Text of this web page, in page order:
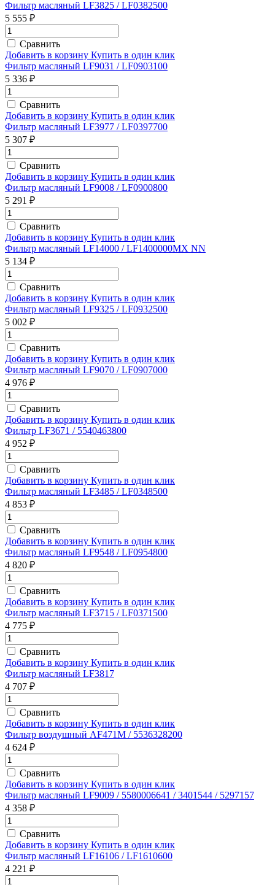
Фильтр масляный LF3825 / LF0382500
5 555 ₽
Сравнить
Добавить в корзину Купить в один клик
Фильтр масляный LF9031 / LF0903100
5 336 ₽
Сравнить
Добавить в корзину Купить в один клик
Фильтр масляный LF3977 / LF0397700
5 307 ₽
Сравнить
Добавить в корзину Купить в один клик
Фильтр масляный LF9008 / LF0900800
5 291 ₽
Сравнить
Добавить в корзину Купить в один клик
Фильтр масляный LF14000 / LF1400000MX NN
5 134 ₽
Сравнить
Добавить в корзину Купить в один клик
Фильтр масляный LF9325 / LF0932500
5 002 ₽
Сравнить
Добавить в корзину Купить в один клик
Фильтр масляный LF9070 / LF0907000
4 976 ₽
Сравнить
Добавить в корзину Купить в один клик
Фильтр LF3671 / 5540463800
4 952 ₽
Сравнить
Добавить в корзину Купить в один клик
Фильтр масляный LF3485 / LF0348500
4 853 ₽
Сравнить
Добавить в корзину Купить в один клик
Фильтр масляный LF9548 / LF0954800
4 820 ₽
Сравнить
Добавить в корзину Купить в один клик
Фильтр масляный LF3715 / LF0371500
4 775 ₽
Сравнить
Добавить в корзину Купить в один клик
Фильтр масляный LF3817
4 707 ₽
Сравнить
Добавить в корзину Купить в один клик
Фильтр воздушный AF471M / 5536328200
4 624 ₽
Сравнить
Добавить в корзину Купить в один клик
Фильтр масляный LF9009 / 5580006641 / 3401544 / 5297157
4 358 ₽
Сравнить
Добавить в корзину Купить в один клик
Фильтр масляный LF16106 / LF1610600
4 221 ₽